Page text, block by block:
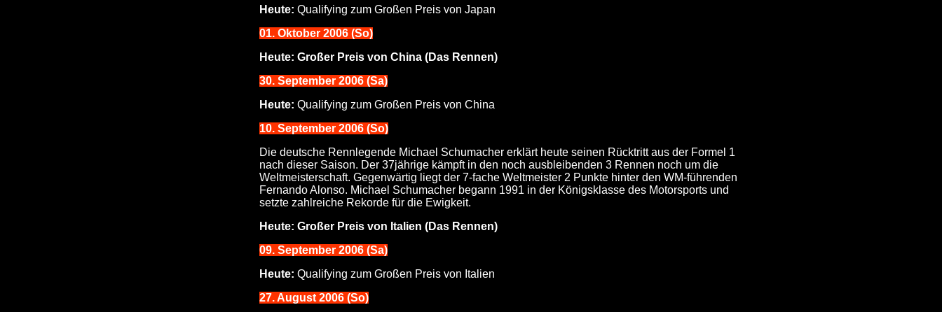
Heute: Qualifying zum Großen Preis von Japan
01. Oktober 2006 (So)
Heute: Großer Preis von China (Das Rennen)
30. September 2006 (Sa)
Heute: Qualifying zum Großen Preis von China
10. September 2006 (So)
Die deutsche Rennlegende Michael Schumacher erklärt heute seinen Rücktritt aus der Formel 1
nach dieser Saison. Der 37jährige kämpft in den noch ausbleibenden 3 Rennen noch um die
Weltmeisterschaft. Gegenwärtig liegt der 7-fache Weltmeister 2 Punkte hinter den WM-führenden
Fernando Alonso. Michael Schumacher begann 1991 in der Königsklasse des Motorsports und
setzte zahlreiche Rekorde für die Ewigkeit.
Heute: Großer Preis von Italien (Das Rennen)
09. September 2006 (Sa)
Heute: Qualifying zum Großen Preis von Italien
27. August 2006 (So)